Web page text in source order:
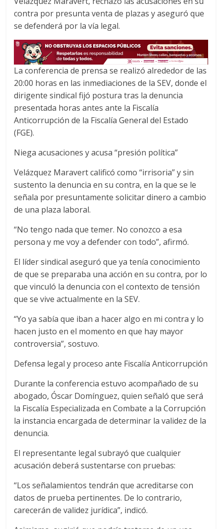
contra por presunta venta de plazas y aseguró que
se defenderá por la vía legal.
La conferencia de prensa se realizó alrededor de las
20:00 horas en las inmediaciones de la SEV, donde el
dirigente sindical fijó postura tras la denuncia
presentada horas antes ante la Fiscalía
Anticorrupción de la Fiscalía General del Estado
(FGE).
Niega acusaciones y acusa “presión política”
Velázquez Maravert calificó como “irrisoria” y sin
sustento la denuncia en su contra, en la que se le
señala por presuntamente solicitar dinero a cambio
de una plaza laboral.
“No tengo nada que temer. No conozco a esa
persona y me voy a defender con todo”, afirmó.
El líder sindical aseguró que ya tenía conocimiento
de que se preparaba una acción en su contra, por lo
que vinculó la denuncia con el contexto de tensión
que se vive actualmente en la SEV.
“Yo ya sabía que iban a hacer algo en mi contra y lo
hacen justo en el momento en que hay mayor
controversia”, sostuvo.
Defensa legal y proceso ante Fiscalía Anticorrupción
Durante la conferencia estuvo acompañado de su
abogado, Óscar Domínguez, quien señaló que será
la Fiscalía Especializada en Combate a la Corrupción
la instancia encargada de determinar la validez de la
denuncia.
El representante legal subrayó que cualquier
acusación deberá sustentarse con pruebas:
“Los señalamientos tendrán que acreditarse con
datos de prueba pertinentes. De lo contrario,
carecerán de validez jurídica”, indicó.